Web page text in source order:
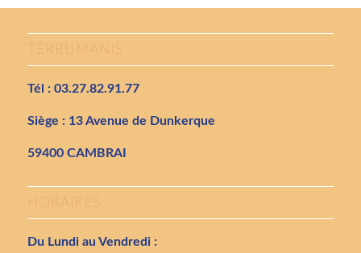
TERRUMANIS
Tél : 03.27.82.91.77
Siège : 13 Avenue de Dunkerque
59400 CAMBRAI
HORAIRES
Du Lundi au Vendredi :